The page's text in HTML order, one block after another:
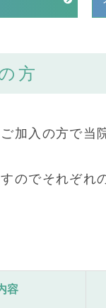
方
加入の方で当
のでそれぞれ
容